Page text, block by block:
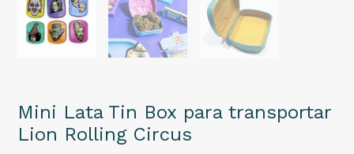
Mini Lata Tin Box para transportar
Lion Rolling Circus